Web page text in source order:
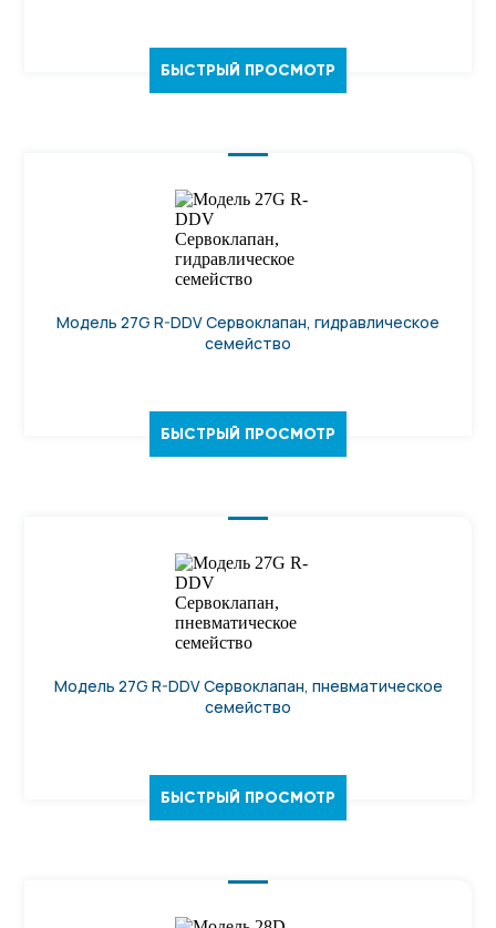
БЫСТРЫЙ ПРОСМОТР
Модель 27G R-DDV Сервоклапан, гидравлическое
семейство
БЫСТРЫЙ ПРОСМОТР
Модель 27G R-DDV Сервоклапан, пневматическое
семейство
БЫСТРЫЙ ПРОСМОТР